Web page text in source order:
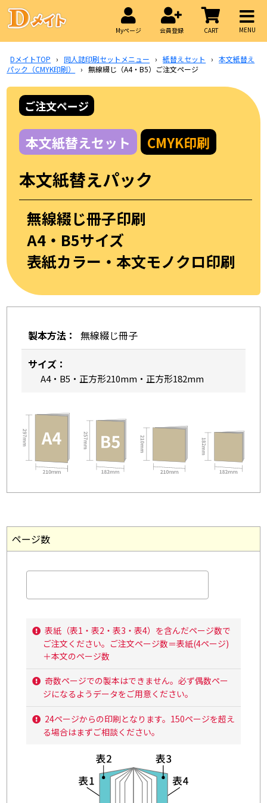
Myページ 会員登録 CART MENU
DメイトTOP › 同人誌印刷セットメニュー › 紙替えセット ›
本文紙替え
パック（CMYK印刷）
› 無線綴じ（A4・B5）ご注文ページ
ご注文ページ
本文紙替えセット CMYK印刷
本文紙替えパック
無線綴じ冊子印刷
A4・B5サイズ
表紙カラー・本文モノクロ印刷
製本方法：
無線綴じ冊子
サイズ：
A4・B5・正方形210mm・正方形182mm
ページ数
表紙（表1・表2・表3・表4）を含んだページ数で
ご注文ください。ご注文ページ数＝表紙(4ページ)
＋本文のページ数
奇数ページでの製本はできません。必ず偶数ペー
ジになるようデータをご用意ください。
24ページからの印刷となります。150ページを超え
る場合はまずご相談ください。